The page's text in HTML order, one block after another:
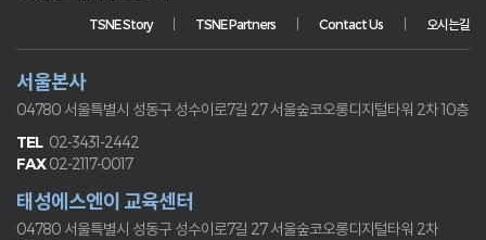
TSNE Story TSNE Partners Contact Us 오시는길
서울본사
04780 서울특별시 성동구 성수이로7길 27서울숲코오롱디지털타워 2차 10층
02-3431-2442
02-2117-0017
태성에스엔이 교육센터
04780 서울특별시 성동구 성수이로7길 27서울숲코오롱디지털타워 2차